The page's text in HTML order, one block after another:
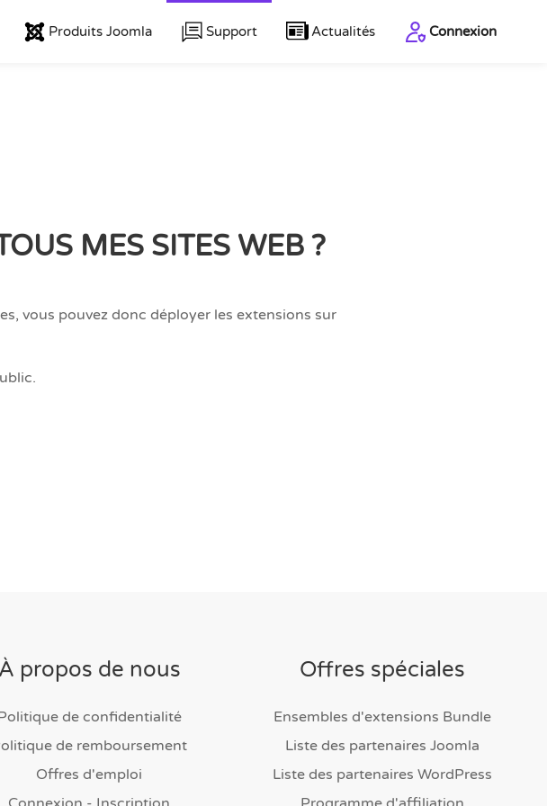
Produits Joomla Support Actualités Connexion
MES SITES WEB ?
vous pouvez donc déployer les extensions sur
À propos de nous
de confidentialité
de remboursement
Offres d'emploi
Offres spéciales
Ensembles d'extensions Bundle
Liste des partenaires Joomla
Liste des partenaires WordPress